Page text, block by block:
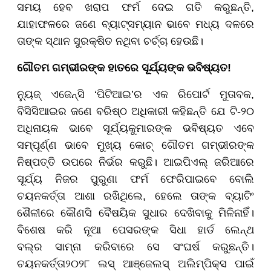
ସମୟ ହେବ ଖରାପ ଫର୍ମ ଦେଇ ଗତି କରୁଛନ୍ତି,
ଯାହାଫଳରେ ଜଣେ ବ୍ୟାଟ୍ସମ୍ୟାନ ଭାବେ ମଧ୍ୟ ଦଳରେ
ତାଙ୍କ ସ୍ଥାନ ସୁରକ୍ଷିତ ନଥିବା ଚର୍ଚ୍ଚା ହେଉଛି।
ଗୌତମ ଗମ୍ଭୀରଙ୍କ ହାତରେ ସୂର୍ଯ୍ୟଙ୍କ ଭବିଷ୍ୟତ!
ନ୍ୟୁଜ୍ ଏଜେନ୍ସି ‘ପିଟିଆଇ’ର ଏକ ରିପୋର୍ଟ ମୁତାବକ,
ବିସିସିଆଇର ଜଣେ ବରିଷ୍ଠ ଅଧିକାରୀ କହିଛନ୍ତି ଯେ ଟି-୨୦
ଅଧିନାୟକ ଭାବେ ସୂର୍ଯ୍ୟକୁମାରଙ୍କ ଭବିଷ୍ୟତ ଏବେ
ସମ୍ପୂର୍ଣ୍ଣ ଭାବେ ମୁଖ୍ୟ କୋଚ୍ ଗୌତମ ଗମ୍ଭୀରଙ୍କ
ନିଷ୍ପତ୍ତି ଉପରେ ନିର୍ଭର କରୁଛି। ଆଇପିଏଲ୍ ଜରିଆରେ
ସୂର୍ଯ୍ୟ ନିଜର ପୁରୁଣା ଫର୍ମ ଫେରିପାଇବେ ବୋଲି
ଚୟନକର୍ତ୍ତା ଆଶା ରଖିଥିଲେ, ହେଲେ ତାଙ୍କ ବ୍ୟାଟିଂ
ଶୈଳୀରେ କୌଣସି ବୈଷୟିକ ସୁଧାର ଦେଖିବାକୁ ମିଳିନାହିଁ।
ବିଶେଷ କରି ନୂଆ ପେସରଙ୍କ ସିଧା ହାର୍ଡ ଲେନ୍ଥ
ବଲ୍‌ର ସାମ୍ନା କରିବାରେ ସେ ସଂଘର୍ଷ କରୁଛନ୍ତି।
ଚୟନକର୍ତ୍ତା୨୦୨୮ ଲସ୍ ଆଞ୍ଜେଲସ୍ ଅଲିମ୍ପିକ୍ସ ପାଇଁ